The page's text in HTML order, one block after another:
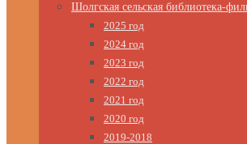
Шолгская сельская библиотека-
2025 год
2024 год
2023 год
2022 год
2021 год
2020 год
2019-2018